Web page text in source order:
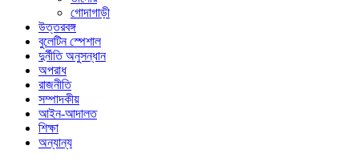
গোদাগাড়ী
উত্তরবঙ্গ
বুলেটিন স্পেশাল
দুর্নীতি অনুসন্ধান
অপরাধ
রাজনীতি
সম্পাদকীয়
আইন-আদালত
শিক্ষা
অন্যান্য